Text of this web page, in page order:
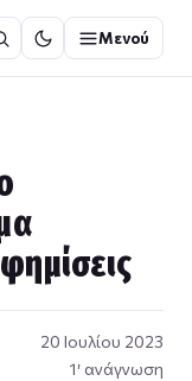
Μενού
20 Ιουλίου 2023
1′ ανάγνωση